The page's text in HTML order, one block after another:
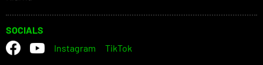
SOCIALS
Instagram
TikTok